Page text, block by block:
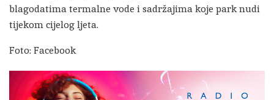
blagodatima termalne vode i sadržajima koje park nudi
tijekom cijelog ljeta.
Foto: Facebook